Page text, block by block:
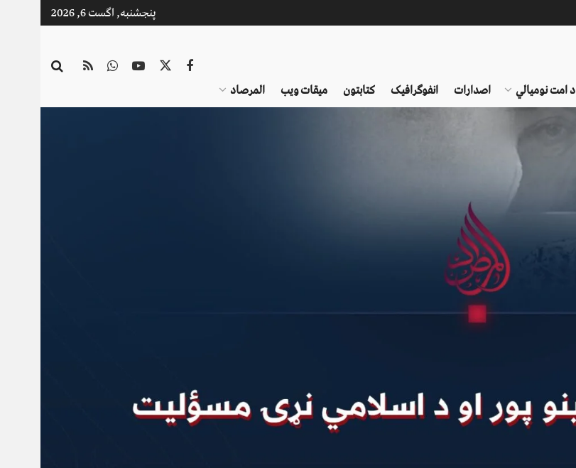
پنجشنبه, اگست 6, 2026
د امت نومیالي اصدارات انفوګرافیک کتابتون میقات ویب المرصاد